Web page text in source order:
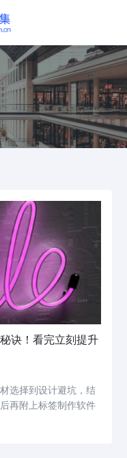
诀！看完立刻提升
选择到设计避坑，结
再附上标签制作软件